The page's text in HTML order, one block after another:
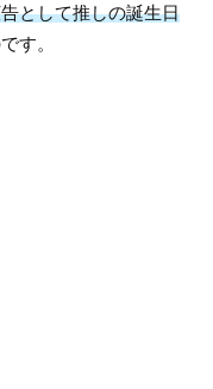
として推しの誕生日
す。